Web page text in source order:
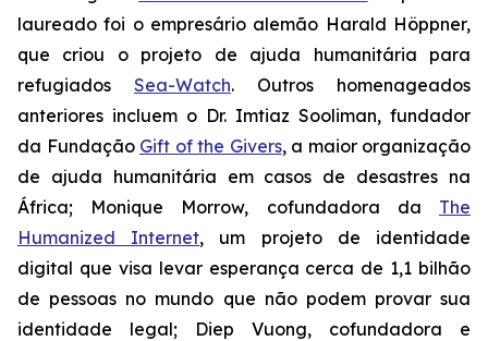
laureado foi o empresário alemão Harald Höppner,
que criou o projeto de ajuda humanitária para
refugiados Sea-Watch. Outros homenageados
anteriores incluem o Dr. Imtiaz Sooliman, fundador
da Fundação Gift of the Givers, a maior organização
de ajuda humanitária em casos de desastres na
África; Monique Morrow, cofundadora da The
Humanized Internet, um projeto de identidade
digital que visa levar esperança cerca de 1,1 bilhão
de pessoas no mundo que não podem provar sua
identidade legal; Diep Vuong, cofundadora e